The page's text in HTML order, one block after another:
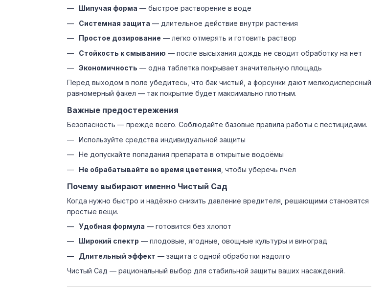
Шипучая форма — быстрое растворение в воде
Системная защита — длительное действие внутри растения
Простое дозирование — легко отмерять и готовить раствор
Стойкость к смыванию — после высыхания дождь не сводит обработку на нет
Экономичность — одна таблетка покрывает значительную площадь
Перед выходом в поле убедитесь, что бак чистый, а форсунки дают мелкодисперсный
равномерный факел — так покрытие будет максимально плотным.
Важные предостережения
Безопасность — прежде всего. Соблюдайте базовые правила работы с пестицидами.
Используйте средства индивидуальной защиты
Не допускайте попадания препарата в открытые водоёмы
Не обрабатывайте во время цветения , чтобы уберечь пчёл
Почему выбирают именно Чистый Сад
Когда нужно быстро и надёжно снизить давление вредителя, решающими становятся
простые вещи.
Удобная формула — готовится без хлопот
Широкий спектр — плодовые, ягодные, овощные культуры и виноград
Длительный эффект — защита с одной обработки надолго
Чистый Сад — рациональный выбор для стабильной защиты ваших насаждений.